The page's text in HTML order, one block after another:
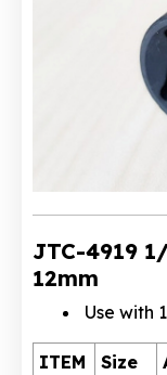
JTC-4919
12mm
Use with
ITEM
Size